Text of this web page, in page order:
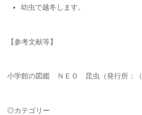
幼虫で越冬します。
【参考文献等】
小学館の図鑑 ＮＥＯ 昆虫（発行所：（
◎カテゴリー